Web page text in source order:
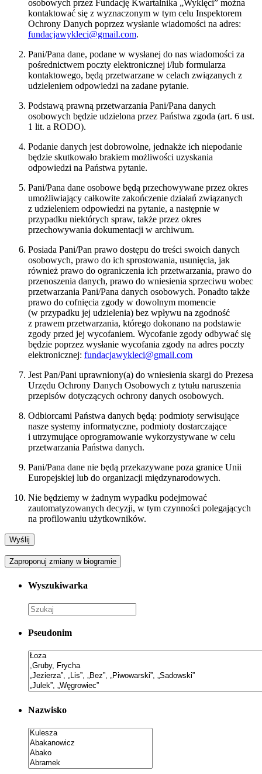
osobowych przez Fundację Kwartalnika „Wyklęci” można
kontaktować się z wyznaczonym w tym celu Inspektorem
Ochrony Danych poprzez wysłanie wiadomości na adres:
fundacjawykleci@gmail.com.
Pani/Pana dane, podane w wysłanej do nas wiadomości za
pośrednictwem poczty elektronicznej i/lub formularza
kontaktowego, będą przetwarzane w celach związanych z
udzieleniem odpowiedzi na zadane pytanie.
Podstawą prawną przetwarzania Pani/Pana danych
osobowych będzie udzielona przez Państwa zgoda (art. 6 ust.
1 lit. a RODO).
Podanie danych jest dobrowolne, jednakże ich niepodanie
będzie skutkowało brakiem możliwości uzyskania
odpowiedzi na Państwa pytanie.
Pani/Pana dane osobowe będą przechowywane przez okres
umożliwiający całkowite zakończenie działań związanych
z udzieleniem odpowiedzi na pytanie, a następnie w
przypadku niektórych spraw, także przez okres
przechowywania dokumentacji w archiwum.
Posiada Pani/Pan prawo dostępu do treści swoich danych
osobowych, prawo do ich sprostowania, usunięcia, jak
również prawo do ograniczenia ich przetwarzania, prawo do
przenoszenia danych, prawo do wniesienia sprzeciwu wobec
przetwarzania Pani/Pana danych osobowych. Ponadto także
prawo do cofnięcia zgody w dowolnym momencie
(w przypadku jej udzielenia) bez wpływu na zgodność
z prawem przetwarzania, którego dokonano na podstawie
zgody przed jej wycofaniem. Wycofanie zgody odbywać się
będzie poprzez wysłanie wycofania zgody na adres poczty
elektronicznej: fundacjawykleci@gmail.com
Jest Pan/Pani uprawniony(a) do wniesienia skargi do Prezesa
Urzędu Ochrony Danych Osobowych z tytułu naruszenia
przepisów dotyczących ochrony danych osobowych.
Odbiorcami Państwa danych będą: podmioty serwisujące
nasze systemy informatyczne, podmioty dostarczające
i utrzymujące oprogramowanie wykorzystywane w celu
przetwarzania Państwa danych.
Pani/Pana dane nie będą przekazywane poza granice Unii
Europejskiej lub do organizacji międzynarodowych.
Nie będziemy w żadnym wypadku podejmować
zautomatyzowanych decyzji, w tym czynności polegających
na profilowaniu użytkowników.
Zaproponuj zmiany w biogramie
Wyszukiwarka
Pseudonim
Nazwisko